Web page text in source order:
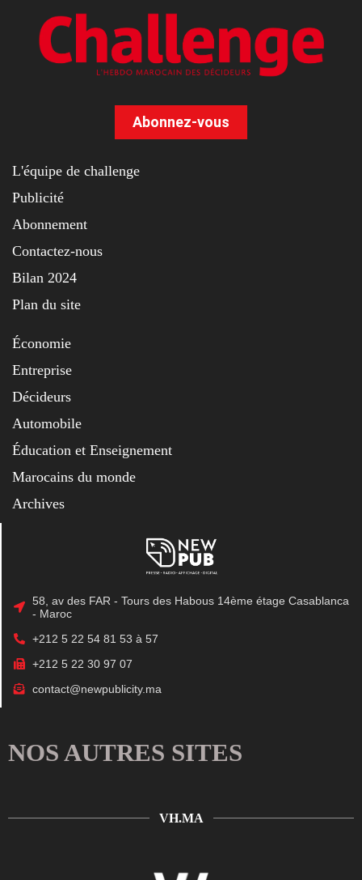
Abonnez-vous
L'équipe de challenge
Publicité
Abonnement
Contactez-nous
Bilan 2024
Plan du site
Économie
Entreprise
Décideurs
Automobile
Éducation et Enseignement
Marocains du monde
Archives
58, av des FAR - Tours des Habous 14ème étage Casablanca
- Maroc
+212 5 22 54 81 53 à 57
+212 5 22 30 97 07
contact@newpublicity.ma
NOS AUTRES SITES
VH.MA